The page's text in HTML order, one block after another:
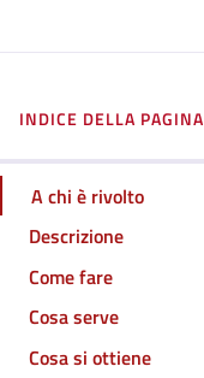
INDICE DELLA PAGINA
A chi è rivolto
Descrizione
Come fare
Cosa serve
Cosa si ottiene